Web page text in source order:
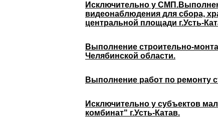
Исключительно у
видеонаблюдения для сбора,
центральной площади г.Усть-
Выполнение строительно-
Челябинской области.
Выполнение работ по ремонту
Исключительно у субъектов
комбинат" г.Усть-Катав.